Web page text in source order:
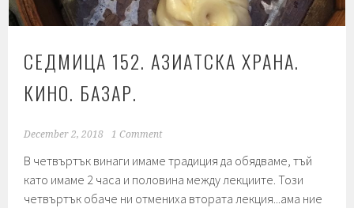
СЕДМИЦА 152. АЗИAТСКА ХРАНА.
КИНО. БАЗАР.
December 2, 2018 1 Comment
В четвъртък винаги имаме традиция да обядваме, тъй
като имаме 2 часа и половина между лекциите. Този
четвъртък обаче ни отмениха втората лекция...ама ние